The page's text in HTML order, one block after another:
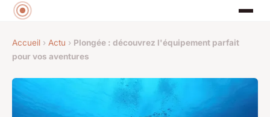
Accueil › Actu › Plongée : découvrez l'équipement parfait
pour vos aventures